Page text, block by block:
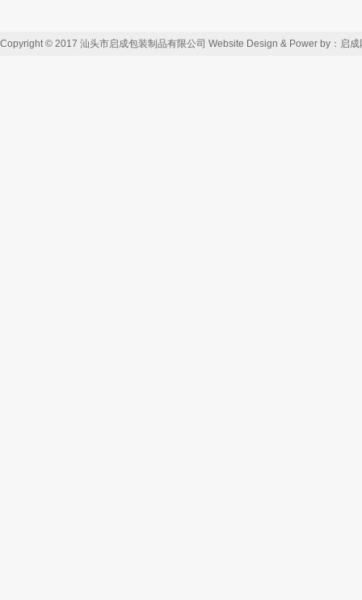
Copyright © 2017 汕头市启成包装制品有限公司 Website Design & Power by：启